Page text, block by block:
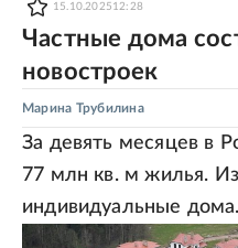
15.10.2025 12:28
Частные дома
новостроек
Марина Трубилина
За девять месяцев в
77 млн кв. м жилья.
индивидуальные дома.